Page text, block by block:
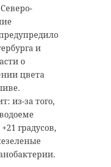
и
о
цвета
из-за того,
градусов,
из
о
в
области
за шесть
полгода
более 600
перевозили
на
легковых
такси.